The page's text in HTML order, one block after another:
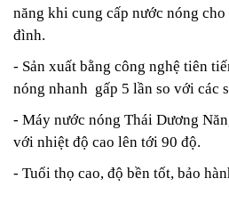
năng khi cung cấp nước nóng
đình.
- Sản xuất bằng công nghệ tiên
nóng nhanh gấp 5 lần so với các
- Máy nước nóng Thái Dương
với nhiệt độ cao lên tới 90 độ.
- Tuổi thọ cao, độ bền tốt, bảo